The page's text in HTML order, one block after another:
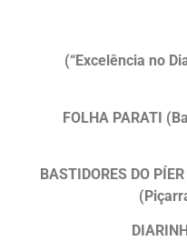
(“Excelência no
FOLHA PARATI
BASTIDORES DO